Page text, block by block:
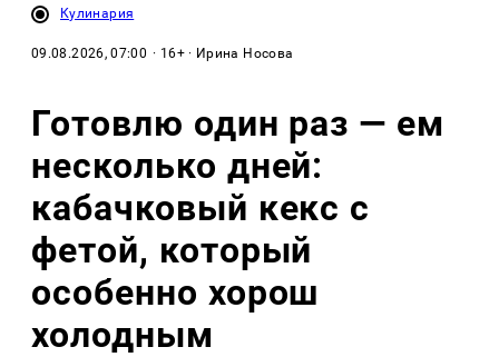
Кулинария
09.08.2026, 07:00 · 16+ · Ирина Носова
Готовлю один раз — ем
несколько дней:
кабачковый кекс с
фетой, который
особенно хорош
холодным